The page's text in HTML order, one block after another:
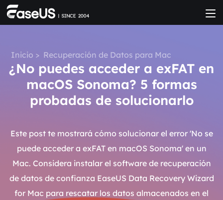
Inicio > Recuperación de Datos para Mac
¿No puedes acceder a exFAT en
macOS Sonoma? 5 formas
probadas de solucionarlo
Este post te mostrará cómo solucionar el error 'No se
puede acceder a exFAT en macOS Sonoma' en un
Mac. Considera instalar el software de recuperación
de datos de confianza EaseUS Data Recovery Wizard
for Mac para rescatar los datos almacenados en el